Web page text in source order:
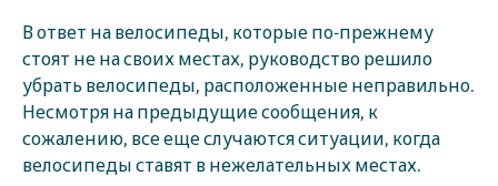
В ответ на велосипеды, которые по-прежнему
стоят не на своих местах, руководство решило
убрать велосипеды, расположенные неправильно.
Несмотря на предыдущие сообщения, к
сожалению, все еще случаются ситуации, когда
велосипеды ставят в нежелательных местах.